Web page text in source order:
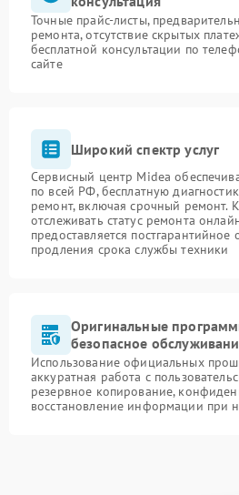
Точные прайс-листы,
ремонта, отсутствие скрытых
бесплатной консультации по
сайте
Широкий спектр услуг
Сервисный центр Midea
по всей РФ, бесплатную
ремонт, включая срочный ремонт.
отслеживать статус ремонта
предоставляется
продления срока службы техники
Оригинальные
безопасное
Использование официальных
аккуратная работа с
резервное копирование,
восстановление информации при